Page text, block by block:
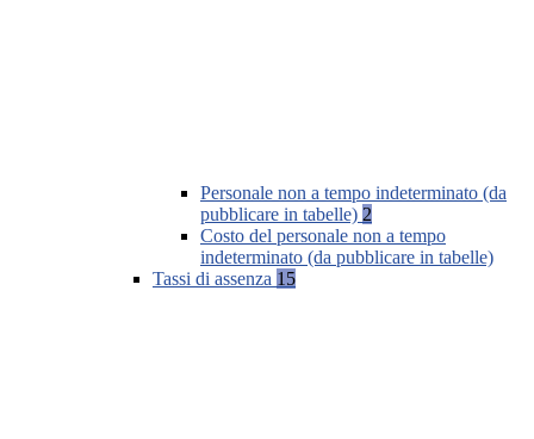
Personale non a tempo indeterminato (da
pubblicare in tabelle) 2
Costo del personale non a tempo
indeterminato (da pubblicare in tabelle)
Tassi di assenza 15